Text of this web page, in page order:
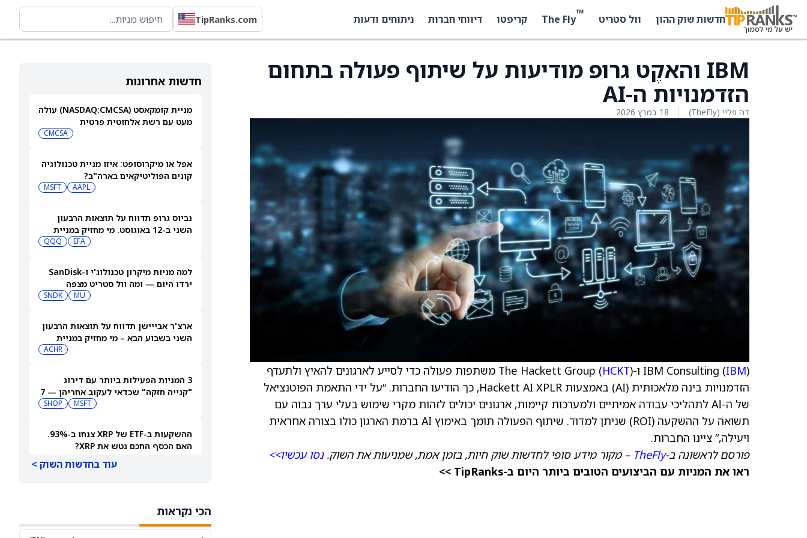
חדשות שוק ההון וול סטריט ™
The Fly קריפטו דיווחי חברות ניתוחים ודעות TipRanks.com
חדשות אחרונות
מניית קומקאסט (NASDAQ:CMCSA) עולה
מעט עם רשת אלחוטית פרטית
CMCSA
אפל או מיקרוסופט: איזו מניית טכנולוגיה
קונים הפוליטיקאים בארה"ב?
AAPL
MSFT
נביוס גרופ תדווח על תוצאות הרבעון
השני ב-12 באוגוסט. מי מחזיק במניית
EFA
QQQ
למה מניות מיקרון טכנולוג'י ו-SanDisk
ירדו היום — ומה וול סטריט מצפה
MU
SNDK
ארצ'ר אבייישן תדווח על תוצאות הרבעון
השני בשבוע הבא – מי מחזיק במניית
ACHR
3 המניות הפעילות ביותר עם דירוג
"קנייה חזקה" שכדאי לעקוב אחריהן — 7
MSFT
SHOP
ההשקעות ב-ETF של XRP צנחו ב-93%.
האם הכסף החכם נטש את XRP?
מניית Cloudflare (NET) מזנקת מעבר
עוד בחדשות השוק >
הכי נקראות
IBM והאקֶט גרופ מודיעות על שיתוף פעולה בתחום
הזדמנויות ה-AI
דה פליי (TheFly) 18 במרץ 2026
IBM Consulting (IBM) ו-The Hackett Group ( HCKT
) משתפות פעולה כדי לסייע לארגונים להאיץ ולתעדף
הזדמנויות בינה מלאכותית (AI) באמצעות Hackett AI XPLR, כך הודיעו החברות. “על ידי התאמת הפוטנציאל
של ה-AI לתהליכי עבודה אמיתיים ולמערכות קיימות, ארגונים יכולים לזהות מקרי שימוש בעלי ערך גבוה עם
תשואה על ההשקעה (ROI) שניתן למדוד. שיתוף הפעולה תומך באימוץ AI ברמת הארגון כולו בצורה אחראית
ויעילה,” ציינו החברות.
פורסם לראשונה ב-TheFly – מקור מידע סופי לחדשות שוק חיות, בזמן אמת, שמניעות את השוק.נסו עכשיו>>
ראו את המניות עם הביצועים הטובים ביותר היום ב-TipRanks >>